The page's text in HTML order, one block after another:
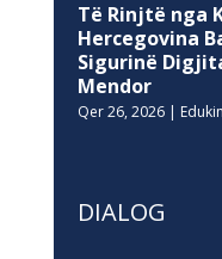
Të Rinjtë nga
Hercegovina
Sigurinë
Mendor
Qer 26, 2026|
DIALOG